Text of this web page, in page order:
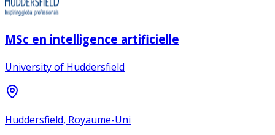
MSc en intelligence artificielle
University of Huddersfield
Huddersfield, Royaume-Uni